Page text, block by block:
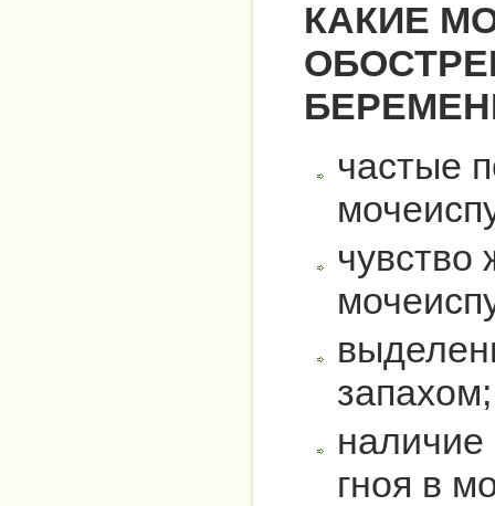
КАКИЕ
частые
чувство
наличие
гноя в